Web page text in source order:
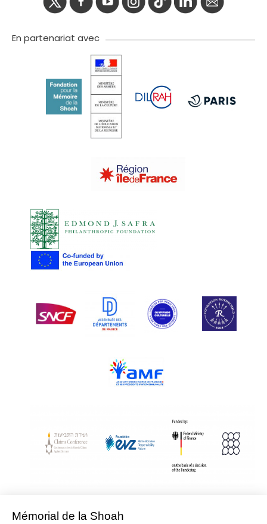
En partenariat avec
With Assistance from the Conference on Jewish Material Claims Against